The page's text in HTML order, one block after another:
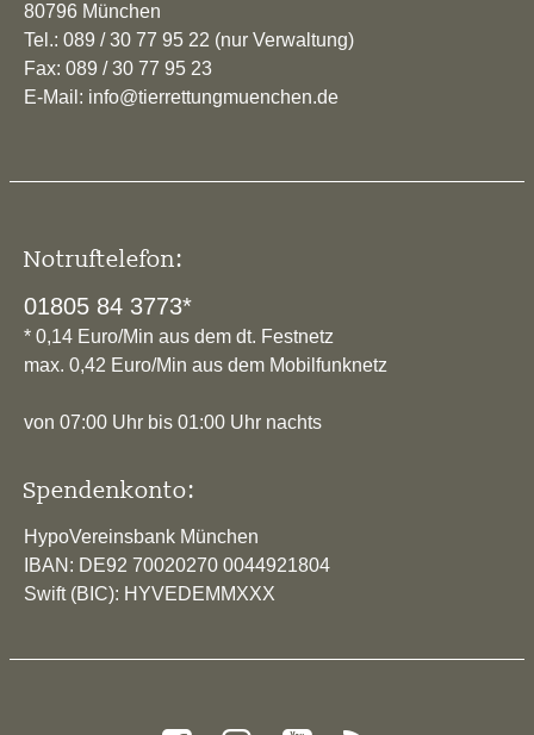
80796 München
Tel.: 089 / 30 77 95 22 (nur Verwaltung)
Fax: 089 / 30 77 95 23
E-Mail: info@tierrettungmuenchen.de
Notruftelefon:
01805 84 3773*
* 0,14 Euro/Min aus dem dt. Festnetz
max. 0,42 Euro/Min aus dem Mobilfunknetz
von 07:00 Uhr bis 01:00 Uhr nachts
Spendenkonto:
HypoVereinsbank München
IBAN: DE92 70020270 0044921804
Swift (BIC): HYVEDEMMXXX